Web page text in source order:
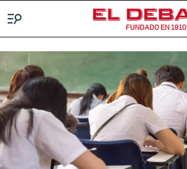
FUNDADO EN 1910